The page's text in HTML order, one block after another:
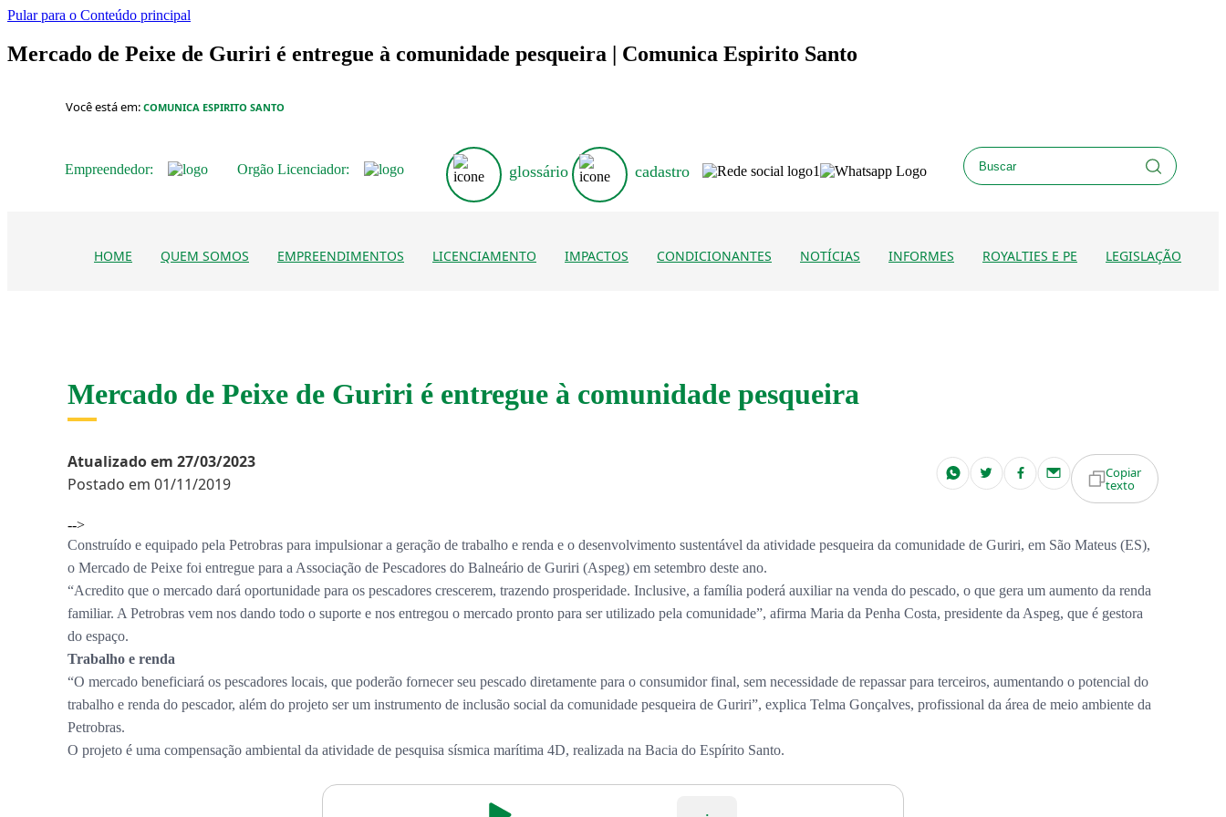
Pular para o Conteúdo principal
Mercado de Peixe de Guriri é entregue à comunidade pesqueira | Comunica Espirito Santo
Você está em: COMUNICA ESPIRITO SANTO
Empreendedor: Orgão Licenciador: glossário cadastro
HOME QUEM SOMOS EMPREENDIMENTOS LICENCIAMENTO IMPACTOS CONDICIONANTES NOTÍCIAS INFORMES ROYALTIES E PE LEGISLAÇÃO
Mercado de Peixe de Guriri é entregue à comunidade pesqueira
Atualizado em 27/03/2023
Postado em 01/11/2019
Copiar
texto
-->
Construído e equipado pela Petrobras para impulsionar a geração de trabalho e renda e o desenvolvimento sustentável da atividade pesqueira da comunidade de Guriri, em São Mateus (ES),
o Mercado de Peixe foi entregue para a Associação de Pescadores do Balneário de Guriri (Aspeg) em setembro deste ano.
“Acredito que o mercado dará oportunidade para os pescadores crescerem, trazendo prosperidade. Inclusive, a família poderá auxiliar na venda do pescado, o que gera um aumento da renda
familiar. A Petrobras vem nos dando todo o suporte e nos entregou o mercado pronto para ser utilizado pela comunidade”, afirma Maria da Penha Costa, presidente da Aspeg, que é gestora
do espaço.
Trabalho e renda
“O mercado beneficiará os pescadores locais, que poderão fornecer seu pescado diretamente para o consumidor final, sem necessidade de repassar para terceiros, aumentando o potencial do
trabalho e renda do pescador, além do projeto ser um instrumento de inclusão social da comunidade pesqueira de Guriri”, explica Telma Gonçalves, profissional da área de meio ambiente da
Petrobras.
O projeto é uma compensação ambiental da atividade de pesquisa sísmica marítima 4D, realizada na Bacia do Espírito Santo.